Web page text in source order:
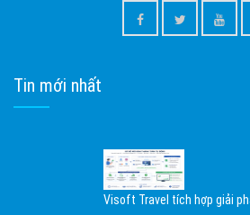
Tin mới nhất
Visoft Travel tích hợp giải